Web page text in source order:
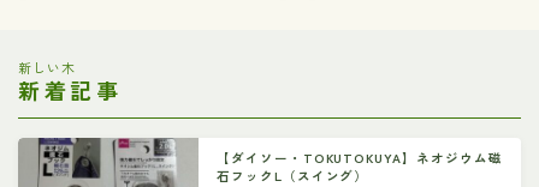
新しい木
新着記事
【ダイソー・TOKUTOKUYA】ネオジウム磁
石フックL（スイング）